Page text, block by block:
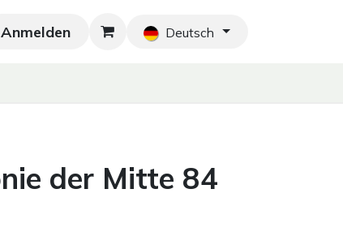
Neu! Blog Home Shop
Anmelden Deutsch
der Mitte 84